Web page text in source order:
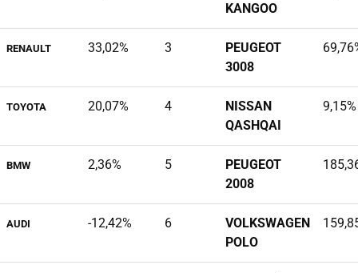
KANGOO
RENAULT 33,02% 3
PEUGEOT
3008
TOYOTA 20,07% 4
NISSAN
QASHQAI
9,15%
BMW 2,36% 5
PEUGEOT
2008
AUDI -12,42% 6
VOLKSWAGEN
POLO